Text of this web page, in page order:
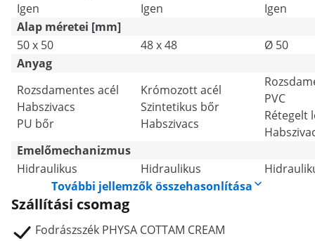
Igen
Igen
Igen
Alap méretei [mm]
50 x 50
48 x 48
Ø 50
Anyag
Rozsdamentes acél
Habszivacs
PU bőr
Krómozott acél
Szintetikus bőr
Habszivacs
PVC
Rétegelt
Emelőmechanizmus
Hidraulikus
Hidraulikus
További jellemzők összehasonlítása
Szállítási csomag
Fodrászszék PHYSA COTTAM CREAM